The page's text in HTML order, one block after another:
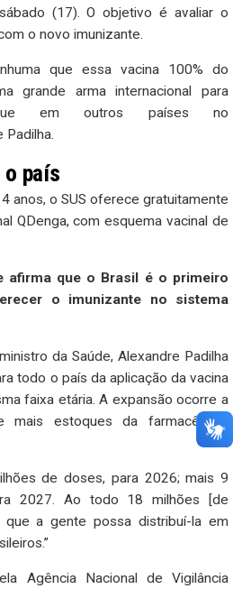
(17). O objetivo é avaliar o
o novo imunizante.
que essa vacina 100% do
grande arma internacional para
em outros países no
Padilha.
o país
anos, o SUS oferece gratuitamente
QDenga, com esquema vacinal de
afirma que o Brasil é o primeiro
o imunizante no sistema
da Saúde, Alexandre Padilha
todo o país da aplicação da vacina
faixa etária. A expansão ocorre a
estoques da farmacêutica
de doses, para 2026; mais 9
2027. Ao todo 18 milhões [de
a gente possa distribuí-la em
Agência Nacional de Vigilância